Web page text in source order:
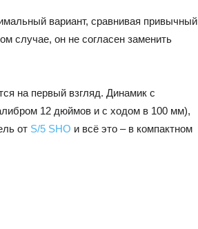
вариант, сравнивая привычный
случае, он не согласен заменить
на первый взгляд. Динамик с
12 дюймов и с ходом в 100 мм),
от S/5 SHO и всё это – в компактном